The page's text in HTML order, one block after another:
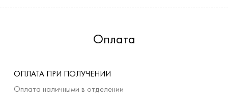
Оплата
ОПЛАТА ПРИ ПОЛУЧЕНИИ
Оплата наличными в отделении